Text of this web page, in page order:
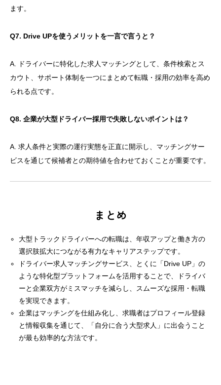
ます。
Q7. Drive UPを使うメリットを一言で言うと？
A. ドライバーに特化した求人マッチングとして、条件検索とス
カウト、サポート体制を一つにまとめて転職・採用の効率を高め
られる点です。
Q8. 企業が大型ドライバー採用で失敗しないポイントは？
A. 求人条件と実際の運行実態を正直に開示し、マッチングサー
ビスを通じて候補者との期待値を合わせておくことが重要です。
まとめ
大型トラックドライバーへの転職は、年収アップと働き方の
選択肢拡大につながる有力なキャリアステップです。
ドライバー求人マッチングサービス、とくに「Drive UP」の
ような特化型プラットフォームを活用することで、ドライバ
ーと企業双方がミスマッチを減らし、スムーズな採用・転職
を実現できます。
企業はマッチングを仕組み化し、求職者はプロフィール登録
と情報収集を通じて、「自分に合う大型求人」に出会うこと
が最も効率的な方法です。